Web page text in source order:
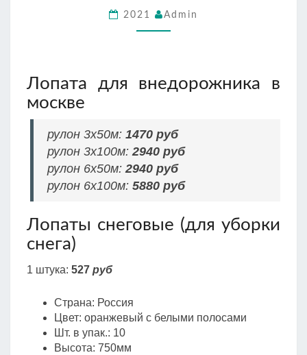
2021 Admin
Лопата для внедорожника в
москве
рулон 3х50м:1470руб
рулон 3х100м:2940руб
рулон 6х50м:2940руб
рулон 6х100м:5880руб
Лопаты снеговые (для уборки
снега)
1 штука: 527 руб
Страна: Россия
Цвет: оранжевый с белыми полосами
Шт. в упак.: 10
Высота: 750мм